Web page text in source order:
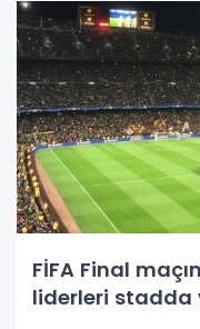
FİFA Final
liderleri stadda